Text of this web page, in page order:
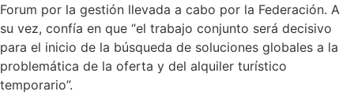
Forum por la gestión llevada a cabo por la Federación. A
su vez, confía en que “el trabajo conjunto será decisivo
para el inicio de la búsqueda de soluciones globales a la
problemática de la oferta y del alquiler turístico
temporario”.